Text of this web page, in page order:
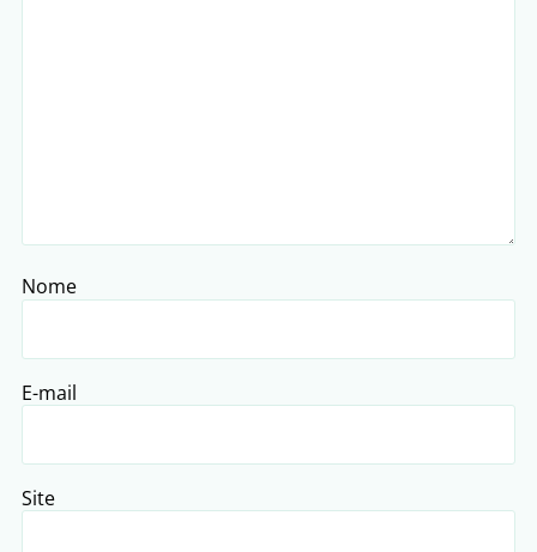
Nome
E-mail
Site